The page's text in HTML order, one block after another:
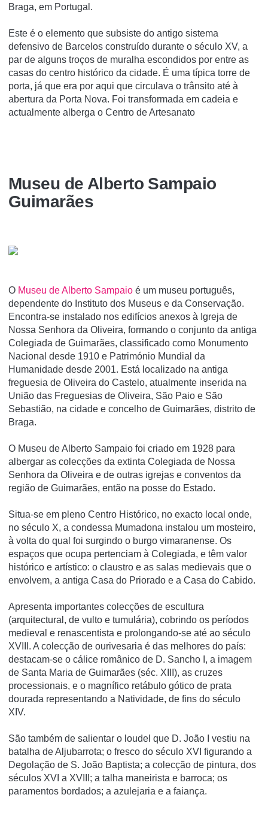
Braga, em Portugal.
Este é o elemento que subsiste do antigo sistema
defensivo de Barcelos construído durante o século XV, a
par de alguns troços de muralha escondidos por entre as
casas do centro histórico da cidade. É uma típica torre de
porta, já que era por aqui que circulava o trânsito até à
abertura da Porta Nova. Foi transformada em cadeia e
actualmente alberga o Centro de Artesanato
Museu de Alberto Sampaio
Guimarães
O Museu de Alberto Sampaio é um museu português,
dependente do Instituto dos Museus e da Conservação.
Encontra-se instalado nos edifí­cios anexos à Igreja de
Nossa Senhora da Oliveira, formando o conjunto da antiga
Colegiada de Guimarães, classificado como Monumento
Nacional desde 1910 e Património Mundial da
Humanidade desde 2001. Está localizado na antiga
freguesia de Oliveira do Castelo, atualmente inserida na
União das Freguesias de Oliveira, São Paio e São
Sebastião, na cidade e concelho de Guimarães, distrito de
Braga.
O Museu de Alberto Sampaio foi criado em 1928 para
albergar as colecções da extinta Colegiada de Nossa
Senhora da Oliveira e de outras igrejas e conventos da
região de Guimarães, então na posse do Estado.
Situa-se em pleno Centro Histórico, no exacto local onde,
no século X, a condessa Mumadona instalou um mosteiro,
à volta do qual foi surgindo o burgo vimaranense. Os
espaços que ocupa pertenciam à Colegiada, e têm valor
histórico e artístico: o claustro e as salas medievais que o
envolvem, a antiga Casa do Priorado e a Casa do Cabido.
Apresenta importantes colecções de escultura
(arquitectural, de vulto e tumulária), cobrindo os períodos
medieval e renascentista e prolongando-se até ao século
XVIII. A colecção de ourivesaria é das melhores do país:
destacam-se o cálice românico de D. Sancho I, a imagem
de Santa Maria de Guimarães (séc. XIII), as cruzes
processionais, e o magnífico retábulo gótico de prata
dourada representando a Natividade, de fins do século
XIV.
São também de salientar o loudel que D. João I vestiu na
batalha de Aljubarrota; o fresco do século XVI figurando a
Degolação de S. João Baptista; a colecção de pintura, dos
séculos XVI a XVIII; a talha maneirista e barroca; os
paramentos bordados; a azulejaria e a faiança.